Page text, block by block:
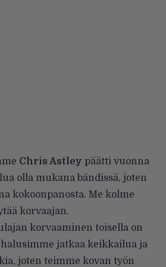
Chris Astley päätti vuonna
olla mukana bändissä, joten
kokoonpanosta. Me kolme
korvaajan.
korvaaminen toisella on
jatkaa keikkailua ja
joten teimme kovan työn